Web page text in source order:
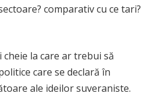
comparativ cu ce tari?
la care ar trebui să
care se declară în
ale ideilor suveraniste.